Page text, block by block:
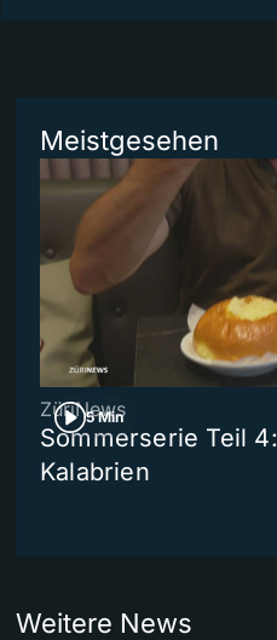
Meistgesehen
5 Min
ZüriNews
Sommerserie Teil
Kalabrien
Weitere News